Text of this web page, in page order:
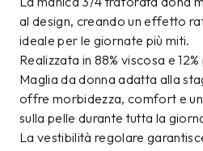
al design, creando un effetto
ideale per le giornate più miti.
Realizzata in 88% viscosa e
Maglia da donna adatta alla
offre morbidezza, comfort e
sulla pelle durante tutta la
La vestibilità regolare